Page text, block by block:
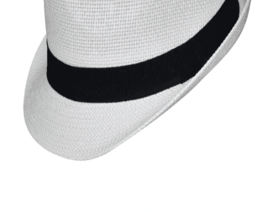
Quick View
Εξαντλημένο
ΑΝΔΡΙΚΑ ΚΑΠΕΛΑ
Καβουράκι Stamion Accessories